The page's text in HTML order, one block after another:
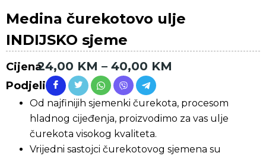
Medina čurekotovo ulje
INDIJSKO sjeme
Cijena24,00 KM – 40,00 KM
Podjeli
Od najfinijih sjemenki čurekota, procesom
hladnog cijeđenja, proizvodimo za vas ulje
čurekota visokog kvaliteta.
Vrijedni sastojci čurekotovog sjemena su